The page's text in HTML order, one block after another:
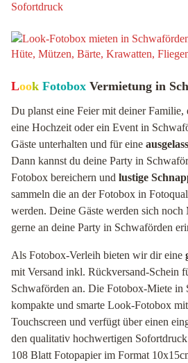
Look Fotobox Vermietung in
Du planst eine Feier mit deiner Familie,
eine Hochzeit oder ein Event in
Gäste unterhalten und für eine
Dann kannst du deine Party in
Fotobox bereichern und lustige
sammeln die an der Fotobox in
werden. Deine Gäste werden sich noch
gerne an deine Party in Schwaförden
Als Fotobox-Verleih bieten wir dir eine
mit Versand inkl. Rückversand-Schein
Schwaförden an. Die Fotobox-Miete in
kompakte und smarte Look-Fotobox
Touchscreen und verfügt über einen
den qualitativ hochwertigen Sofortdruck
108 Blatt Fotopapier im Format